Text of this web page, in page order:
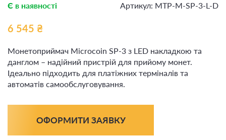
Є в наявності Артикул: МТР-M-SP-3-L-D
6 545 ₴
Монетоприймач Microcoin SP-3 з LED накладкою та
данглом – надійний пристрій для прийому монет.
Ідеально підходить для платіжних терміналів та
автоматів самообслуговування.
ОФОРМИТИ ЗАЯВКУ